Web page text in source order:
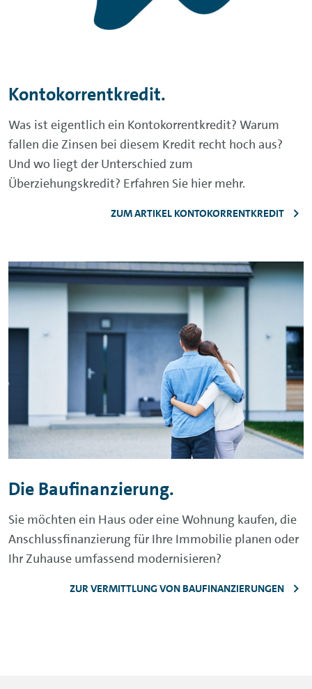
Kontokorrentkredit.
Was ist eigentlich ein Kontokorrentkredit? Warum
fallen die Zinsen bei diesem Kredit recht hoch aus?
Und wo liegt der Unterschied zum
Überziehungskredit? Erfahren Sie hier mehr.
ZUM ARTIKEL KONTOKORRENTKREDIT
Die Baufinanzierung.
Sie möchten ein Haus oder eine Wohnung kaufen, die
Anschlussfinanzierung für Ihre Immobilie planen oder
Ihr Zuhause umfassend modernisieren?
ZUR VERMITTLUNG VON BAUFINANZIERUNGEN